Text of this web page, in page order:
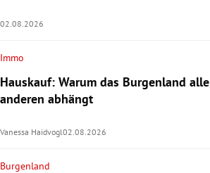
02.08.2026
Immo
Hauskauf: Warum das Burgenland alle
anderen abhängt
Vanessa Haidvogl02.08.2026
Burgenland